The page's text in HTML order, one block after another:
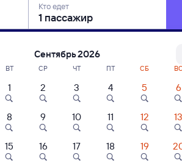
Кто едет
Сортировочный
Сентябрь 2026
ВТ СР ЧТ ПТ СБ ВС
1 2 3 4 5 6
8 9 10 11 12 13
15 16 17 18 19